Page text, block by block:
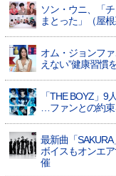
ソン・ウニ、「
まとった」（屋根
オム・ジョンフ
えない”健康習慣
「THE BOYZ」9
…ファンとの約束
最新曲「
ボイスもオンエ
催